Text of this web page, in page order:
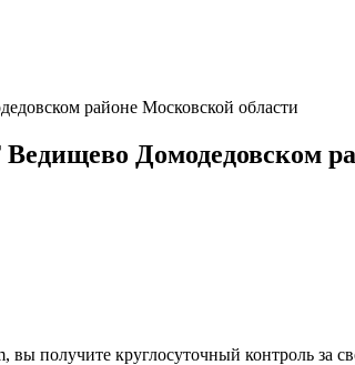
районе Московской области
Домодедовском
вы получите круглосуточный контроль